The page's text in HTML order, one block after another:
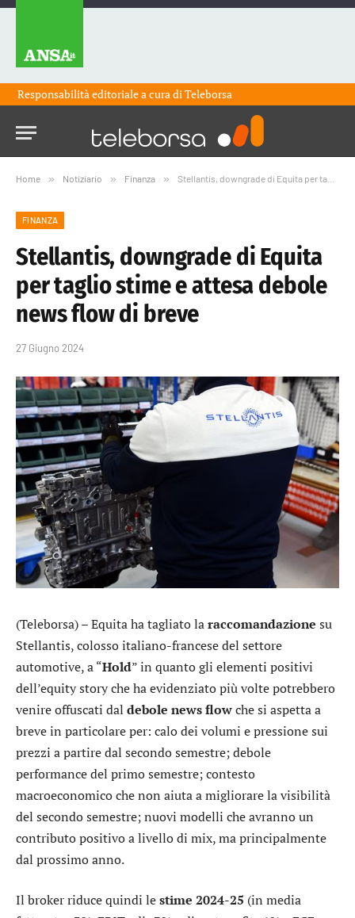
Responsabilità editoriale a cura diTeleborsa
Home » Notiziario » Finanza » Stellantis, downgrade di Equita per taglio stime e attesa debole news flow di breve
FINANZA
Stellantis, downgrade di Equita
per taglio stime e attesa debole
news flow di breve
27 Giugno 2024
(Teleborsa) –Equitaha tagliato laraccomandazione su
Stellantis, colosso italiano-francese del settore
automotive, a “Hold” in quanto gli elementi positivi
dell’equity story che ha evidenziato più volte potrebbero
venire offuscati dal debole news flowche si aspetta a
breve in particolare per: calo dei volumi e pressione sui
prezzi a partire dal secondo semestre; debole
performance del primo semestre; contesto
macroeconomico che non aiuta a migliorare la visibilità
del secondo semestre; nuovi modelli che avranno un
contributo positivo a livello di mix, ma principalmente
dal prossimo anno.
Il broker riduce quindi lestime 2024-25 (in media